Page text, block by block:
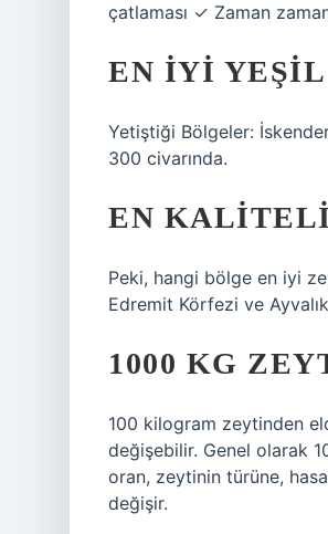
çatlaması ✓ Zaman
EN IYI
Yetiştiği Bölgeler:
300 civarında.
EN
Peki, hangi bölge en iyi
Edremit Körfezi ve
1000 KG
100 kilogram zeytinden
değişebilir. Genel olarak
oran, zeytinin türüne,
değişir.